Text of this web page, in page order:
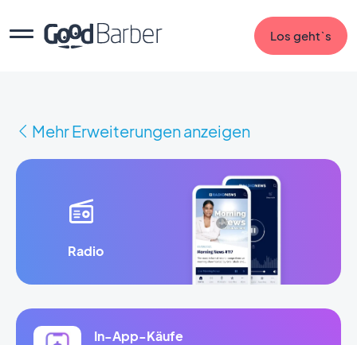
Los geht`s
Mehr Erweiterungen anzeigen
Radio
In-App-Käufe